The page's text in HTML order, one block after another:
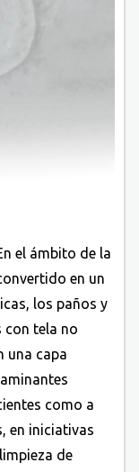
el ámbito de la
en un
los paños y
con tela no
una capa
como a
en iniciativas
de